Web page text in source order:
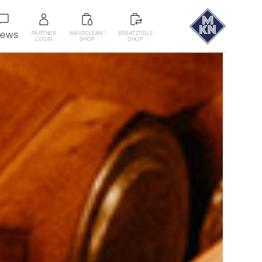
PARTNER
LOGIN
WAVECLEAN
SHOP
ERSATZTEILE
SHOP